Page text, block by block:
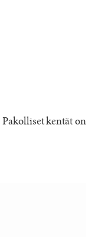
Pakolliset kentät on